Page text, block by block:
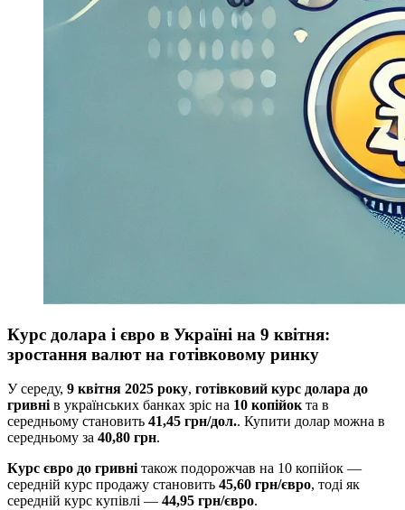
Курс долара і євро в Україні на 9 квітня:
зростання валют на готівковому ринку
У середу, 9 квітня 2025 року, готівковий курс долара до
гривні в українських банках зріс на 10 копійок та в
середньому становить 41,45 грн/дол.. Купити долар можна в
середньому за 40,80 грн.
Курс євро до гривні також подорожчав на 10 копійок —
середній курс продажу становить 45,60 грн/євро, тоді як
середній курс купівлі — 44,95 грн/євро.